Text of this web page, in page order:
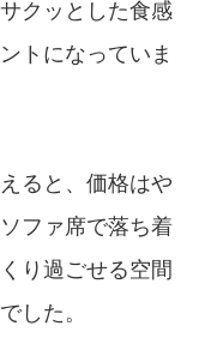
クッとした食感
トになっていま
ると、価格はや
ファ席で落ち着
り過ごせる空間
した。